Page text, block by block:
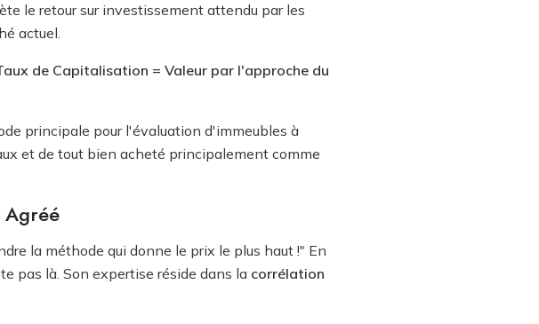
le retour sur investissement attendu par les
actuel.
de Capitalisation = Valeur par l'approche du
principale pour l'évaluation d'immeubles à
et de tout bien acheté principalement comme
Agréé
la méthode qui donne le prix le plus haut !" En
pas là. Son expertise réside dans la corrélation